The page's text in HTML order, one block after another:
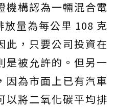
機構認為一輛混合電
量為每公里 108 克
此，只要公司投資在
是被允許的。但另一
因為市面上已有汽車
以將二氧化碳平均排